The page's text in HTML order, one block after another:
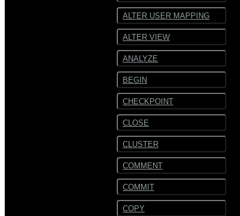
ALTER USER MAPPING
ALTER VIEW
ANALYZE
BEGIN
CHECKPOINT
CLOSE
CLUSTER
COMMENT
COMMIT
COPY